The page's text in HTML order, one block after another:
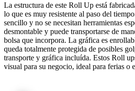
La estructura de este Roll Up está
lo que es muy resistente al paso del
sencillo y no se necesitan herramientas
desmontable y puede transportarse de
bolsa que incorpora. La gráfica es
queda totalmente protegida de posibles
transporte y gráfica incluída. Estos Roll
visual para su negocio, ideal para ferias o